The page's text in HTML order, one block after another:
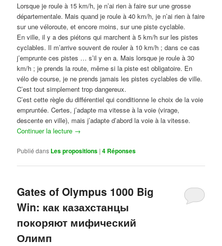
Lorsque je roule à 15 km/h, je n’ai rien à faire sur une grosse
départementale. Mais quand je roule à 40 km/h, je n’ai rien à faire
sur une véloroute, et encore moins, sur une piste cyclable.
En ville, il y a des piétons qui marchent à 5 km/h sur les pistes
cyclables. Il m’arrive souvent de rouler à 10 km/h ; dans ce cas
j’emprunte ces pistes … s’il y en a. Mais lorsque je roule à 30
km/h ; je prends la route, même si la piste est obligatoire. En
vélo de course, je ne prends jamais les pistes cyclables de ville.
C’est tout simplement trop dangereux.
C’est cette règle du différentiel qui conditionne le choix de la voie
empruntée. Certes, j’adapte ma vitesse à la voie (virage,
descente en ville), mais j’adapte d’abord la voie à la vitesse.
Continuer la lecture →
Publié dans Les propositions |4 Réponses
Gates of Olympus 1000 Big
Win: как казахстанцы
покоряют мифический
Олимп